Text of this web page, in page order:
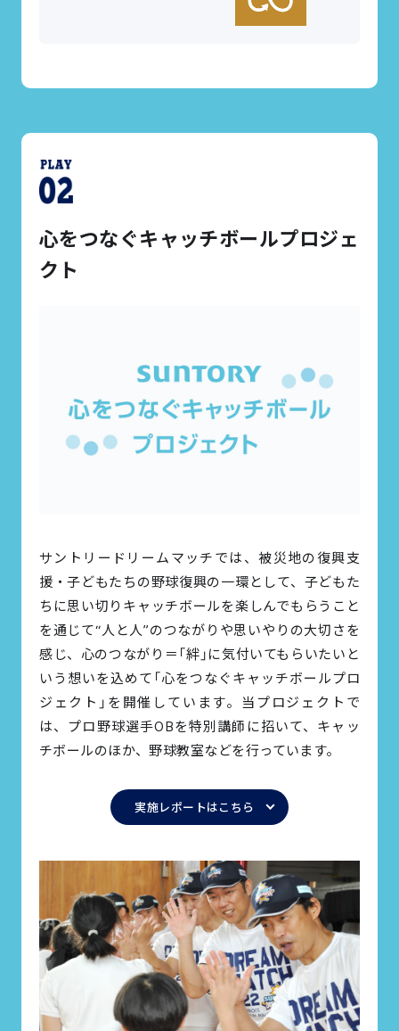
心をつなぐキャッチボールプロジェ
クト
サントリードリームマッチでは、被災地の復興支
援・子どもたちの野球復興の一環として、子どもた
ちに思い切りキャッチボールを楽しんでもらうこと
を通じて“人と人”のつながりや思いやりの大切さを
感じ、心のつながり＝「絆」に気付いてもらいたいと
いう想いを込めて「心をつなぐキャッチボールプロ
ジェクト」を開催しています。当プロジェクトで
は、プロ野球選手OBを特別講師に招いて、キャッ
チボールのほか、野球教室などを行っています。
実施レポートはこちら